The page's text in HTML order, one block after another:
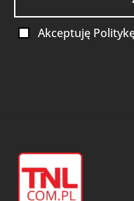
Akceptuję